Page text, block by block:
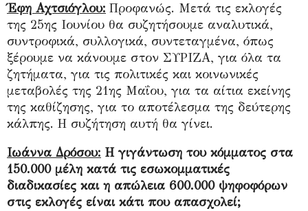
Έφη Αχτσιόγλου: Προφανώς. Μετά τις εκλογές
της 25ης Ιουνίου θα συζητήσουμε αναλυτικά,
συντροφικά, συλλογικά, συντεταγμένα, όπως
ξέρουμε να κάνουμε στον ΣΥΡΙΖΑ, για όλα τα
ζητήματα, για τις πολιτικές και κοινωνικές
μεταβολές της 21ης Μαΐου, για τα αίτια εκείνης
της καθίζησης, για το αποτέλεσμα της δεύτερης
κάλπης. Η συζήτηση αυτή θα γίνει.
Ιωάννα Δρόσου: Η γιγάντωση του κόμματος στα
150.000 μέλη κατά τις εσωκομματικές
διαδικασίες και η απώλεια 600.000 ψηφοφόρων
στις εκλογές είναι κάτι που απασχολεί;